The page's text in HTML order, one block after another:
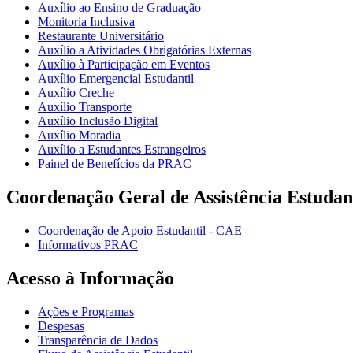
Auxílio ao Ensino de Graduação
Monitoria Inclusiva
Restaurante Universitário
Auxílio a Atividades Obrigatórias Externas
Auxílio à Participação em Eventos
Auxílio Emergencial Estudantil
Auxílio Creche
Auxílio Transporte
Auxílio Inclusão Digital
Auxílio Moradia
Auxílio a Estudantes Estrangeiros
Painel de Benefícios da PRAC
Coordenação Geral de Assistência
Coordenação de Apoio Estudantil - CAE
Informativos PRAC
Acesso à Informação
Ações e Programas
Despesas
Transparência de Dados